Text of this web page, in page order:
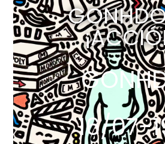
16/07-